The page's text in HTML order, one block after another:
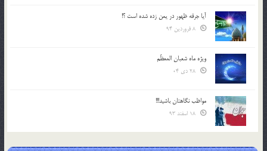
آیا جرقه ظهور در یمن زده شده است ؟!
ویژه ماه شعبان المعظّم
مواظب نگاهتان باشید!!!